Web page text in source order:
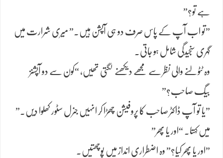
ہے تو؟”
​”تو اب آپ کے پاس صرف دو ہی آپشن ہیں۔” میری شرارت میں
گہری سنجیدگی شامل ہو جاتی۔
​وہ ٹٹولنے والی نظر سے مجھے دیکھنے لگتی تھیں، “کون سے دو آپشنز
بیگ صاحب؟”
​”یا تو آپ ڈاکٹر صاحب کا پروفیشن چھڑا کر انہیں جنرل سٹور کھلوا دیں۔”
میں کہتا۔ “اور یا پھر”
​”اور یا پھر کیا؟” وہ اضطراری انداز میں پوچھتیں۔